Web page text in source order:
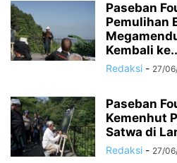
Paseban
Pemulihan
Kembali
Redaksi - 27/
Paseban
Kemenhut
Satwa di
Redaksi - 27/